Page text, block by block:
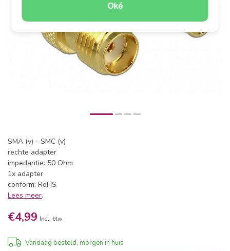
Oké
SMA (v) - SMC (v)
rechte adapter
impedantie: 50 Ohm
1x adapter
conform: RoHS
Lees meer.
€4,99 Incl. btw
Vandaag besteld, morgen in huis